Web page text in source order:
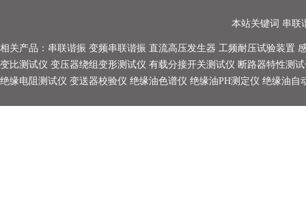
本站关键词 串联
相关产品： 串联谐振 变频串联谐振 直流高压发生器 工频耐压试验装置
变比测试仪 变压器绕组变形测试仪 有载分接开关测试仪 断路器特性测
绝缘电阻测试仪 变送器校验仪 绝缘油色谱仪 绝缘油PH测定仪 绝缘油自